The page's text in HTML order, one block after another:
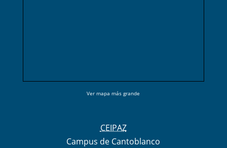
Ver mapa más grande
CEIPAZ
Campus de Cantoblanco